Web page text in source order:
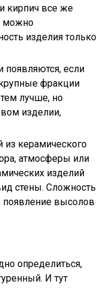
кирпич все же
можно
изделия только
появляются, если
фракции
лучше, но
изделии,
керамического
атмосферы или
изделий
стены. Сложность
появление высолов
определиться,
И тут